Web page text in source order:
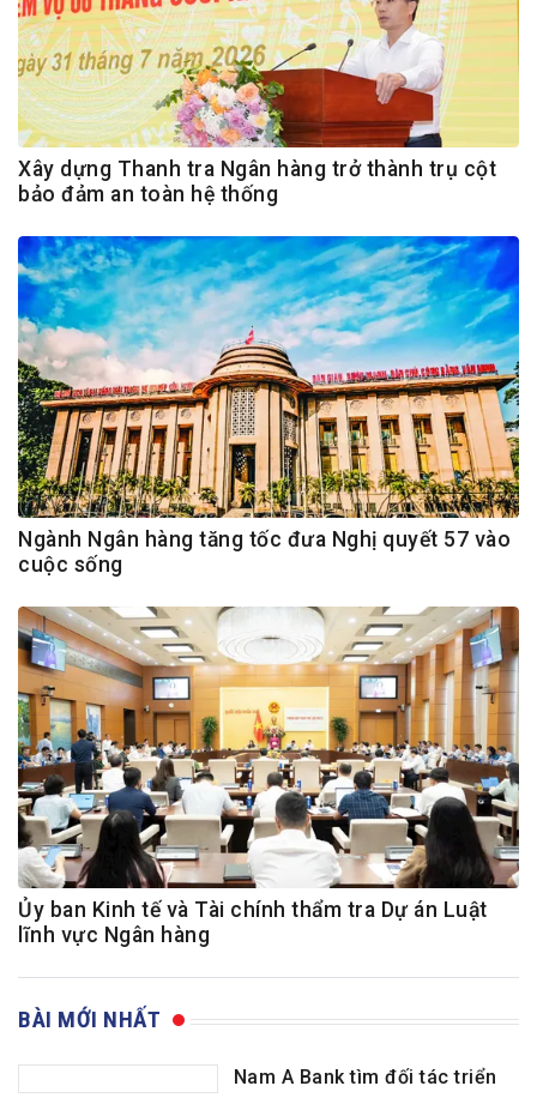
Xây dựng Thanh tra Ngân hàng trở thành trụ cột
bảo đảm an toàn hệ thống
Ngành Ngân hàng tăng tốc đưa Nghị quyết 57 vào
cuộc sống
Ủy ban Kinh tế và Tài chính thẩm tra Dự án Luật
lĩnh vực Ngân hàng
BÀI MỚI NHẤT
Nam A Bank tìm đối tác triển